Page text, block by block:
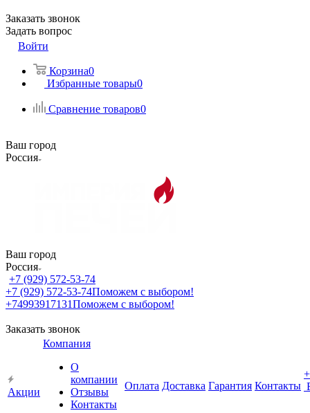
Заказать звонок
Задать вопрос
Войти
Корзина0
Избранные товары0
Сравнение товаров0
Ваш город
Россия
Ваш город
Россия
+7 (929) 572-53-74
+7 (929) 572-53-74Поможем с выбором!
+74993917131Поможем с выбором!
Заказать звонок
Акции
Компания
О
компании
Отзывы
Контакты
Оплата Доставка Гарантия Контакты
+